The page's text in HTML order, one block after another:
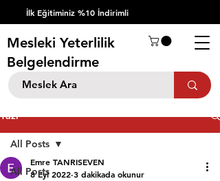
İlk Eğitiminiz %10 İndirimli
Mesleki Yeterlilik
Belgelendirme
Yazı
All Posts
All Posts
Emre TANRISEVEN
8 Eyl 2022 3 dakikada okunur